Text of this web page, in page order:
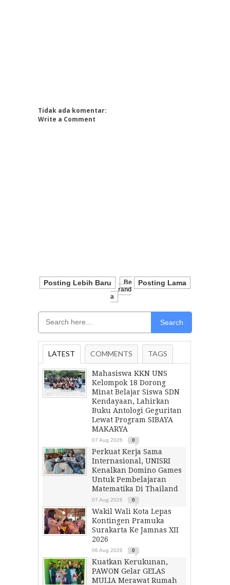
Tidak ada komentar:
Write a Comment
Posting Lebih Baru Posting Lama
Be
Rand
A
Search
LATEST COMMENTS TAGS
Mahasiswa KKN UNS
Kelompok 18 Dorong
Minat Belajar Siswa SDN
Kendayaan, Lahirkan
Buku Antologi Geguritan
Lewat Program SIBAYA
MAKARYA
07 Aug 2026 0
Perkuat Kerja Sama
Internasional, UNISRI
Kenalkan Domino Games
Untuk Pembelajaran
Matematika Di Thailand
07 Aug 2026 0
Wakil Wali Kota Lepas
Kontingen Pramuka
Surakarta Ke Jamnas XII
2026
06 Aug 2026 0
Kuatkan Kerukunan,
PAWON Gelar GELAS
MULIA Merawat Rumah